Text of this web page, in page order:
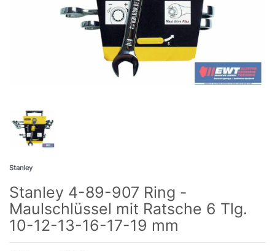
Stanley
Stanley 4-89-907 Ring -
Maulschlüssel mit Ratsche 6 Tlg.
10-12-13-16-17-19 mm